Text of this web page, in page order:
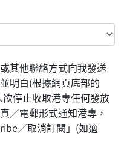
其他聯絡方式向我發送
明白(根據網頁底部的
欲停止收取港專任何發放
／電郵形式通知港專，
／取消訂閱」(如適